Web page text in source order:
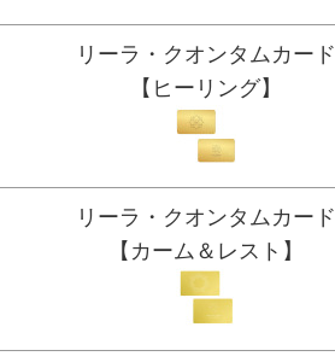
リーラ・クオンタムカード
【ヒーリング】
リーラ・クオンタムカード
【カーム＆レスト】